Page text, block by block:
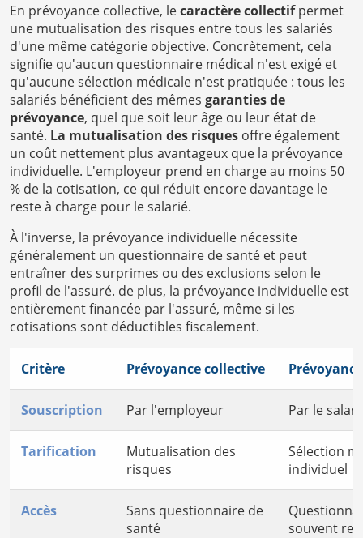
En prévoyance collective, lecaractère collectifpermet
une mutualisation des risques entre tous les salariés
d'une même catégorie objective. Concrètement, cela
signifie qu'aucun questionnaire médical n'est exigé et
qu'aucune sélection médicale n'est pratiquée : tous les
salariés bénéficient des mêmes garanties de
prévoyance, quel que soit leur âge ou leur état de
santé. La mutualisation des risques offre également
un coût nettement plus avantageux que la prévoyance
individuelle. L'employeur prend en charge au moins 50
% de la cotisation, ce qui réduit encore davantage le
reste à charge pour le salarié.
À l'inverse, la prévoyance individuelle nécessite
généralement un questionnaire de santé et peut
entraîner des surprimes ou des exclusions selon le
profil de l'assuré. de plus, la prévoyance individuelle est
entièrement financée par l'assuré, même si les
cotisations sont déductibles fiscalement.
Critère Prévoyance collective
Souscription Par l'employeur Par le
Tarification
Mutualisation des
risques
Sélection
individuel
Accès
Sans questionnaire de
santé
souvent